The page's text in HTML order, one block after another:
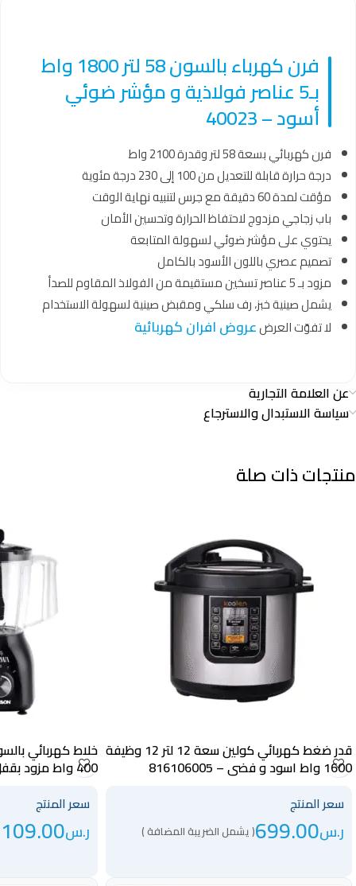
فرن كهرباء بالسون 58 لتر 1800 واط
بـ5 عناصر فولاذية و مؤشر ضوئي
أسود – 40023
فرن كهربائي بسعة 58 لتر وقدرة 2100 واط
درجة حرارة قابلة للتعديل من 100 إلى 230 درجة مئوية
مؤقت لمدة 60 دقيقة مع جرس لتنبيه نهاية الوقت
باب زجاجي مزدوج لاحتفاظ الحرارة وتحسين الأمان
يحتوي على مؤشر ضوئي لسهولة المتابعة
تصميم عصري باللون الأسود بالكامل
مزود بـ 5 عناصر تسخين مستقيمة من الفولاذ المقاوم للصدأ
يشمل صينية خبز، رف سلكي ومقبض صينية لسهولة الاستخدام
لا تفوّت العرضعروض افران كهربائية
عن العلامة التجارية
سياسة الاستبدال والاسترجاع
منتجات ذات صلة
قدر ضغط كهربائي كولين سعة 12 لتر 12 وظيفة
1600 واط اسود و فضي – 816106005
سعر المنتج
ر.س699.00( يشمل الضريبة المضافة )
400 واط مزود بقفل أمان أسود – 40019
سعر المنتج
ر.س109.00